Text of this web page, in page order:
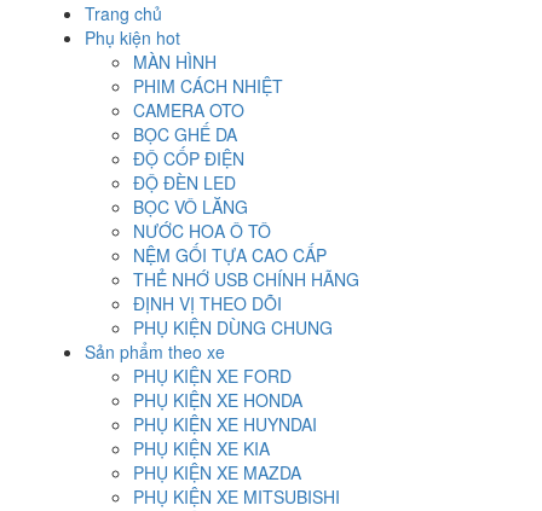
Trang chủ
Phụ kiện hot
MÀN HÌNH
PHIM CÁCH NHIỆT
CAMERA OTO
BỌC GHẾ DA
ĐỘ CỐP ĐIỆN
ĐỘ ĐÈN LED
BỌC VÔ LĂNG
NƯỚC HOA Ô TÔ
NỆM GỐI TỰA CAO CẤP
THẺ NHỚ USB CHÍNH HÃNG
ĐỊNH VỊ THEO DÕI
PHỤ KIỆN DÙNG CHUNG
Sản phẩm theo xe
PHỤ KIỆN XE FORD
PHỤ KIỆN XE HONDA
PHỤ KIỆN XE HUYNDAI
PHỤ KIỆN XE KIA
PHỤ KIỆN XE MAZDA
PHỤ KIỆN XE MITSUBISHI